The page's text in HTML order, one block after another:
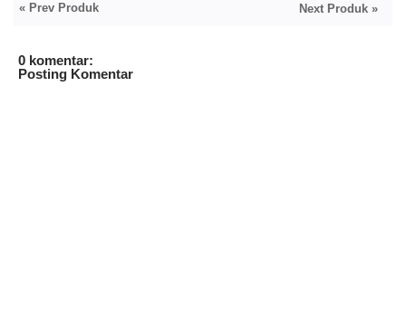
« Prev Produk Next Produk »
0 komentar:
Posting Komentar